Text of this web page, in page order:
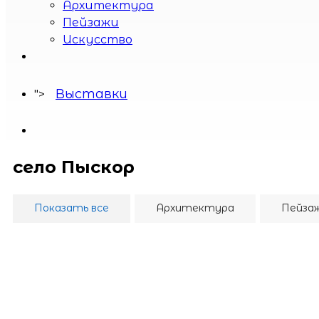
Архитектура
Пейзажи
Искусство
"> Выставки
село Пыскор
Показать все Архитектура